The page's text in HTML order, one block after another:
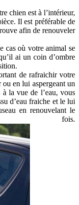
chien est à l’intérieur,
Il est préférable de
afin de renouveler
cas où votre animal se
ai un coin d’ombre
de rafraichir votre
ou en lui aspergeant un
la vue de l’eau, vous
d’eau fraiche et le lui
en renouvelant le
fois.